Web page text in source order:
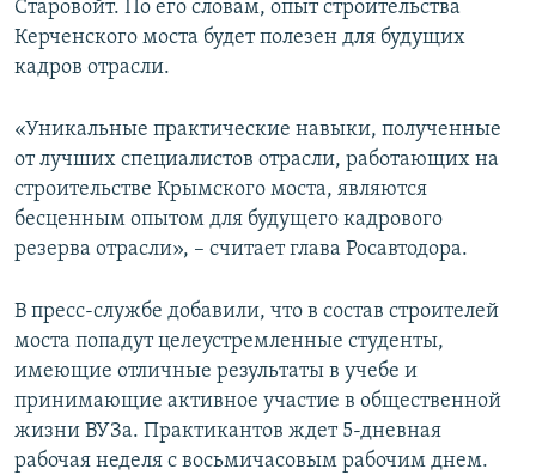
Старовойт. По его словам, опыт строительства
Керченского моста будет полезен для будущих
кадров отрасли.
«Уникальные практические навыки, полученные
от лучших специалистов отрасли, работающих на
строительстве Крымского моста, являются
бесценным опытом для будущего кадрового
резерва отрасли», – считает глава Росавтодора.
В пресс-службе добавили, что в состав строителей
моста попадут целеустремленные студенты,
имеющие отличные результаты в учебе и
принимающие активное участие в общественной
жизни ВУЗа. Практикантов ждет 5-дневная
рабочая неделя с восьмичасовым рабочим днем.